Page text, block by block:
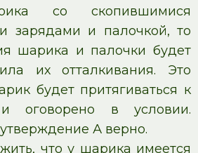
со скопившимися
зарядами и палочкой, то
шарика и палочки будет
их отталкивания. Это
будет притягиваться к
оговорено в условии.
А верно.
что у шарика имеется